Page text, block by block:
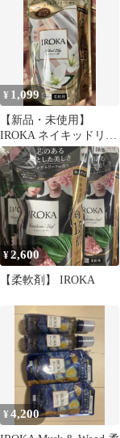
¥ 1,099
【新品・未使用】
IROKA ネイキッドリリ
ー 詰替 650ml
¥2,600
【柔軟剤】 IROKA
¥4,200